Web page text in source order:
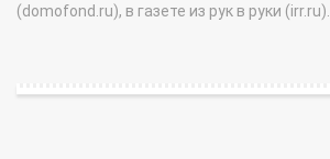
(domofond.ru), в газете из рук в руки (irr.ru).